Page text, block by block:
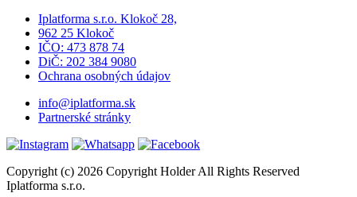
Iplatforma s.r.o. Klokoč 28,
962 25 Klokoč
IČO: 473 878 74
DiČ: 202 384 9080
Ochrana osobných údajov
info@iplatforma.sk
Partnerské stránky
Copyright (c) 2026 Copyright Holder All Rights Reserved
Iplatforma s.r.o.